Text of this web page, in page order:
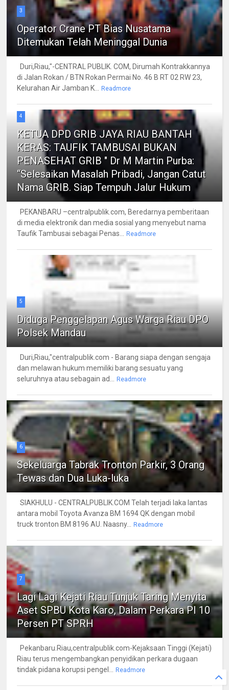
3
Operator Crane PT Bias Nusatama
Ditemukan Telah Meninggal Dunia
Duri,Riau,"-CENTRAL PUBLIK. COM, Dirumah Kontrakkannya
di Jalan Rokan / BTN Rokan Permai No. 46 B RT 02 RW 23,
Kelurahan Air Jamban K...
Readmore
4
KETUA DPD GRIB JAYA RIAU BANTAH
KERAS: TAUFIK TAMBUSAI BUKAN
PENASEHAT GRIB " Dr M Martin Purba:
“Selesaikan Masalah Pribadi, Jangan Catut
Nama GRIB. Siap Tempuh Jalur Hukum
PEKANBARU –centralpublik.com, Beredarnya pemberitaan
di media elektronik dan media sosial yang menyebut nama
Taufik Tambusai sebagai Penas...
Readmore
5
Diduga Penggelapan Agus Warga Riau DPO
Polsek Mandau
Duri,Riau,"centralpublik.com - Barang siapa dengan sengaja
dan melawan hukum memiliki barang sesuatu yang
seluruhnya atau sebagain ad...
Readmore
6
Sekeluarga Tabrak Tronton Parkir, 3 Orang
Tewas dan Dua Luka-luka
SIAKHULU - CENTRALPUBLIK.COM Telah terjadi laka lantas
antara mobil Toyota Avanza BM 1694 QK dengan mobil
truck tronton BM 8196 AU. Naasny...
Readmore
7
Lagi Lagi Kejati Riau Tunjuk Taring Menyita
Aset SPBU Kota Karo, Dalam Perkara PI 10
Persen PT SPRH
Pekanbaru.Riau,centralpublik.com-Kejaksaan Tinggi (Kejati)
Riau terus mengembangkan penyidikan perkara dugaan
tindak pidana korupsi pengel...
Readmore